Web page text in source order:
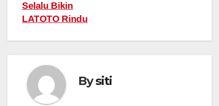
Selalu Bikin
LATOTO Rindu
Bysiti